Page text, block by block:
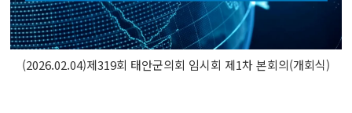
(2026.02.04)제319회 태안군의회 임시회 제1차 본회의(개회식)